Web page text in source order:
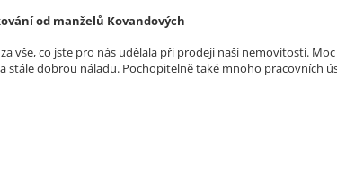
od manželů Kovandových
vše, co jste pro nás udělala při prodeji naší nemovitosti.
stále dobrou náladu. Pochopitelně také mnoho pracovních